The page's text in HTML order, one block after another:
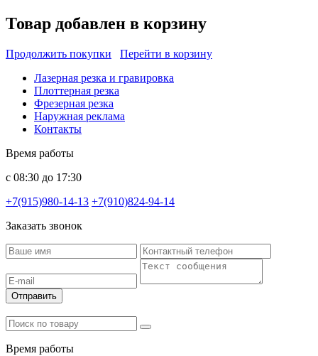
Товар добавлен в корзину
Продолжить покупки
Перейти в корзину
Лазерная резка и гравировка
Плоттерная резка
Фрезерная резка
Наружная реклама
Контакты
Время работы
с 08:30 до 17:30
+7(915)980-14-13 +7(910)824-94-14
Заказать звонок
Отправить
Время работы